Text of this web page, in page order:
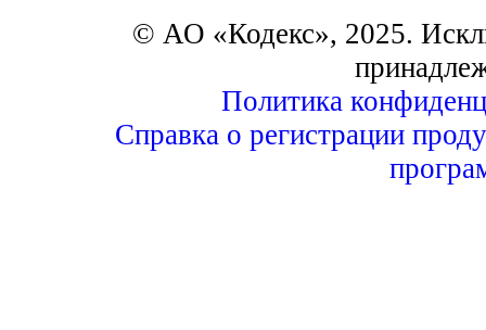
© АО «Кодекс», 2025.
Политика
Справка о регистрации